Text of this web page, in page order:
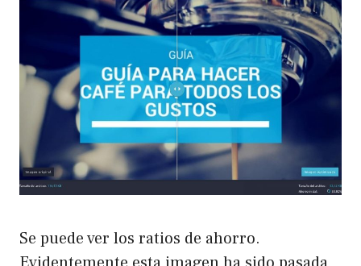
Se puede ver los ratios de ahorro.